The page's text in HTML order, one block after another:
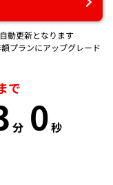
動更新となります
プランにアップグレード
で
分 59秒